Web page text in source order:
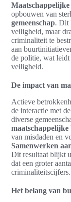
opbouwen van
gemeenschap. Dit
veiligheid, maar
criminaliteit te
aan
de politie, wat leidt
veiligheid.
De impact van
Actieve
de interactie met
diverse
van misdaden en
Samenwerken
Dit resultaat blijkt
dat een groter
criminaliteitscijfers.
Het belang van